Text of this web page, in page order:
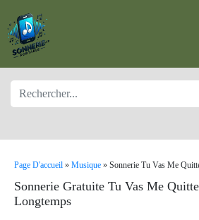
Page D'accueil » Musique » Sonnerie Tu Vas Me
Sonnerie Gratuite Tu Vas Me
Longtemps